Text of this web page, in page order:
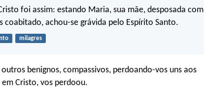
foi assim: estando Maria, sua mãe, desposada com
coabitado, achou-se grávida pelo Espírito Santo.
milagres
benignos, compassivos, perdoando-vos uns aos
Cristo, vos perdoou.